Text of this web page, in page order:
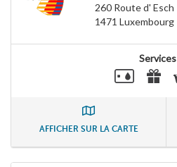
260 Route d' Esch
1471 Luxembourg
Services
AFFICHER SUR LA CARTE